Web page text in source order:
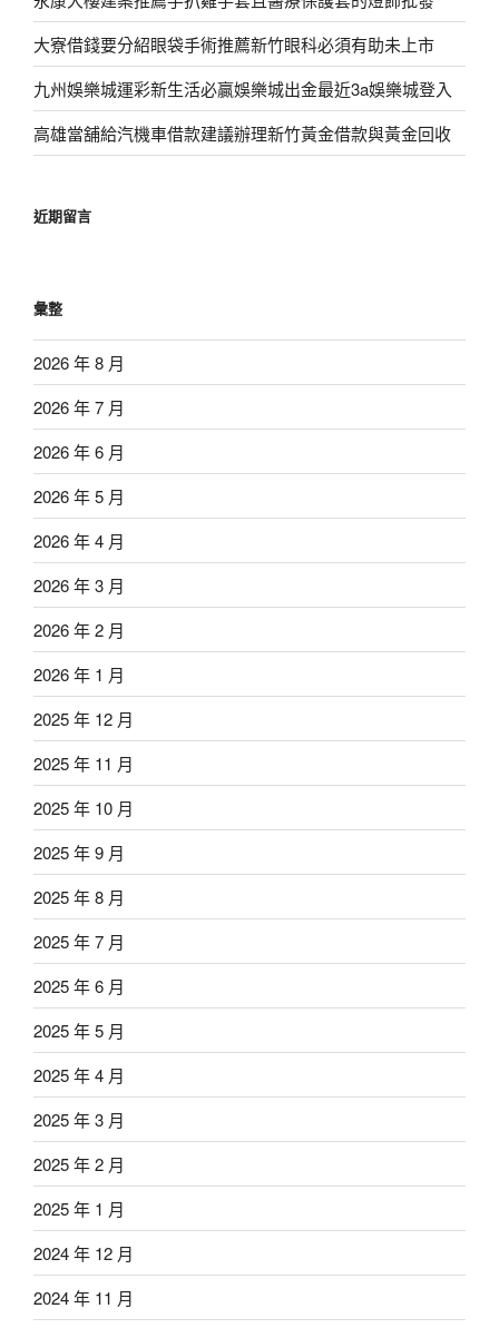
大寮借錢要分紹眼袋手術推薦新竹眼科必須有助未上市
九州娛樂城運彩新生活必贏娛樂城出金最近3a娛樂城登入
高雄當舖給汽機車借款建議辦理新竹黃金借款與黃金回收
近期留言
彙整
2026 年 8 月
2026 年 7 月
2026 年 6 月
2026 年 5 月
2026 年 4 月
2026 年 3 月
2026 年 2 月
2026 年 1 月
2025 年 12 月
2025 年 11 月
2025 年 10 月
2025 年 9 月
2025 年 8 月
2025 年 7 月
2025 年 6 月
2025 年 5 月
2025 年 4 月
2025 年 3 月
2025 年 2 月
2025 年 1 月
2024 年 12 月
2024 年 11 月